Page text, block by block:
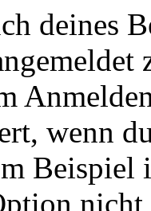
deines
wenn
Beispiel